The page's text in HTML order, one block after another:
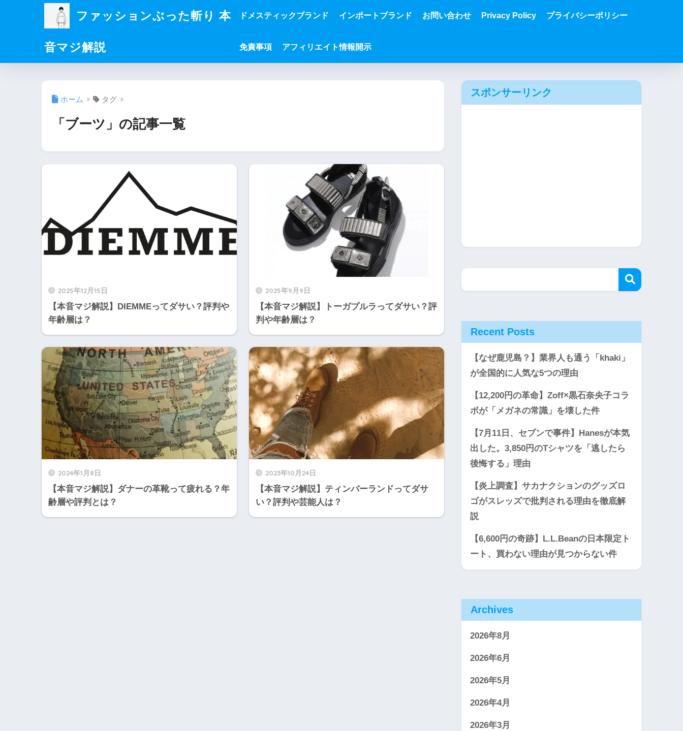
ファッションぶった斬り 本
音マジ解説
ドメスティックブランド インポートブランド お問い合わせ Privacy Policy プライバシーポリシー
免責事項 アフィリエイト情報開示
ホーム タグ
「ブーツ」の記事一覧
2025年12月15日
【本音マジ解説】DIEMMEってダサい？評判や
年齢層は？
2025年9月9日
【本音マジ解説】トーガプルラってダサい？評
判や年齢層は？
2024年1月8日
【本音マジ解説】ダナーの革靴って疲れる？年
齢層や評判とは？
2023年10月24日
【本音マジ解説】ティンバーランドってダサ
い？評判や芸能人は？
スポンサーリンク
Recent Posts
【なぜ鹿児島？】業界人も通う「khaki」
が全国的に人気な5つの理由
【12,200円の革命】Zoff×黒石奈央子コラ
ボが「メガネの常識」を壊した件
【7月11日、セブンで事件】Hanesが本気
出した。3,850円のTシャツを「逃したら
後悔する」理由
【炎上調査】サカナクションのグッズロ
ゴがスレッズで批判される理由を徹底解
説
【6,600円の奇跡】L.L.Beanの日本限定ト
ート、買わない理由が見つからない件
Archives
2026年8月
2026年6月
2026年5月
2026年4月
2026年3月